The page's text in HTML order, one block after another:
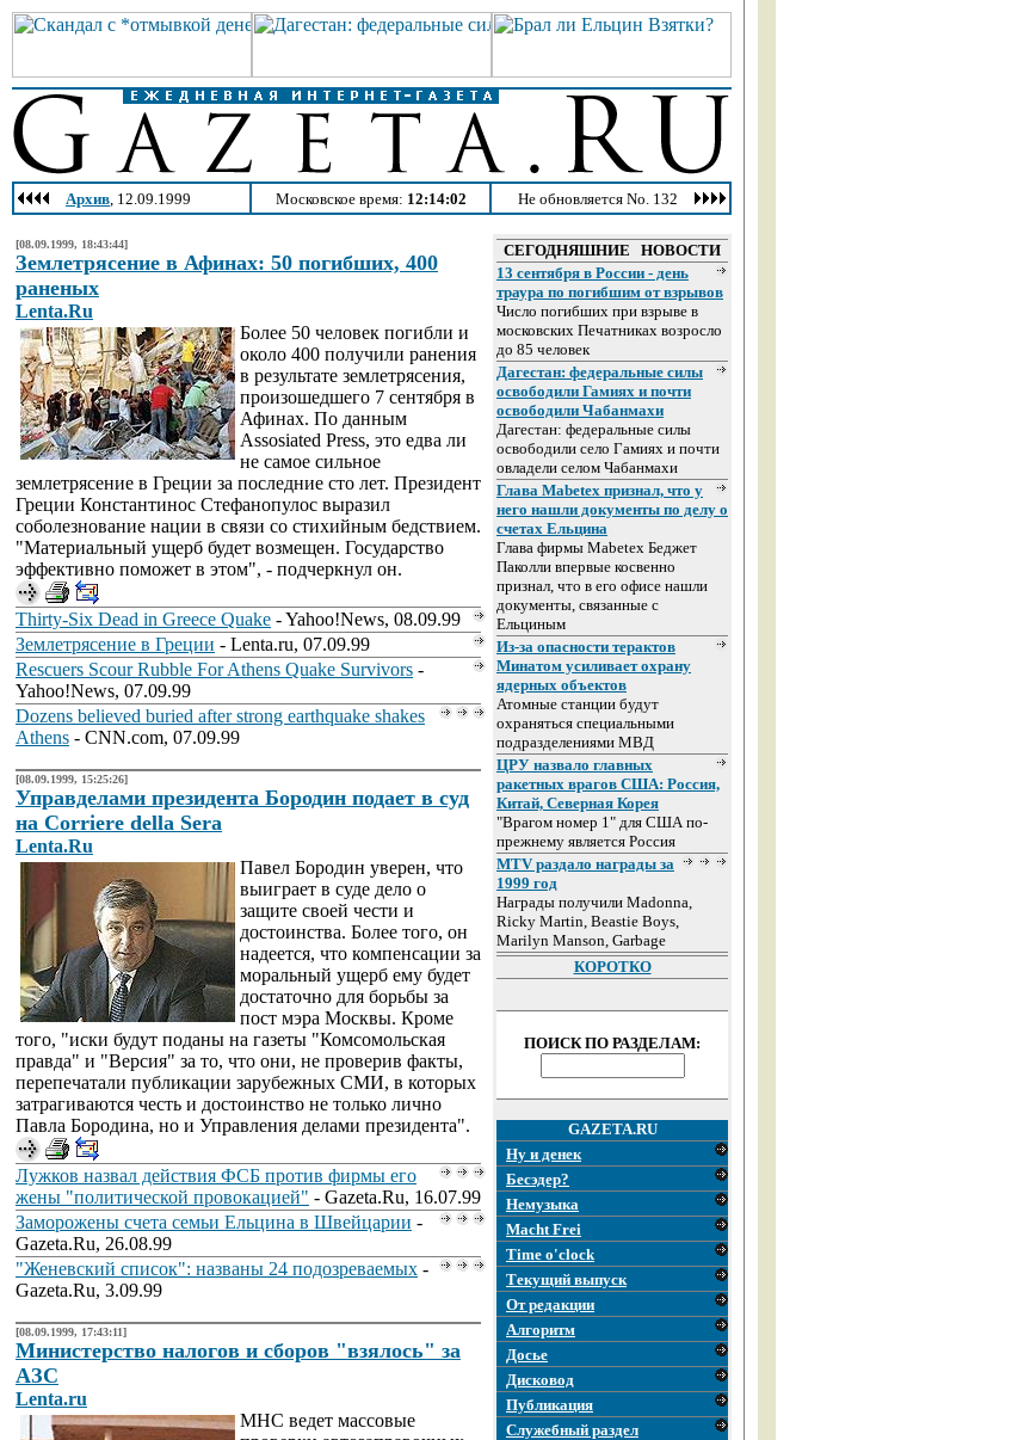
Архив, 12.09.1999 Московское время: 12:14:02 Не обновляется No. 132
[08.09.1999, 18:43:44]
Землетрясение в Афинах: 50 погибших, 400
раненых
Lenta.Ru
Более 50 человек погибли и
около 400 получили ранения
в результате землетрясения,
произошедшего 7 сентября в
Афинах. По данным
Assosiated Press, это едва ли
не самое сильное
землетрясение в Греции за последние сто лет. Президент
Греции Константинос Стефанопулос выразил
соболезнование нации в связи со стихийным бедствием.
"Материальный ущерб будет возмещен. Государство
эффективно поможет в этом", - подчеркнул он.
Thirty-Six Dead in Greece Quake - Yahoo!News, 08.09.99
Землетрясение в Греции - Lenta.ru, 07.09.99
Rescuers Scour Rubble For Athens Quake Survivors -
Yahoo!News, 07.09.99
Dozens believed buried after strong earthquake shakes
Athens - CNN.com, 07.09.99
[08.09.1999, 15:25:26]
Управделами президента Бородин подает в суд
на Corriere della Sera
Lenta.Ru
Павел Бородин уверен, что
выиграет в суде дело о
защите своей чести и
достоинства. Более того, он
надеется, что компенсации за
моральный ущерб ему будет
достаточно для борьбы за
пост мэра Москвы. Кроме
того, "иски будут поданы на газеты "Комсомольская
правда" и "Версия" за то, что они, не проверив факты,
перепечатали публикации зарубежных СМИ, в которых
затрагиваются честь и достоинство не только лично
Павла Бородина, но и Управления делами президента".
Лужков назвал действия ФСБ против фирмы его
жены "политической провокацией" - Gazeta.Ru, 16.07.99
Заморожены счета семьи Ельцина в Швейцарии -
Gazeta.Ru, 26.08.99
"Женевский список": названы 24 подозреваемых -
Gazeta.Ru, 3.09.99
[08.09.1999, 17:43:11]
Министерство налогов и сборов "взялось" за
АЗС
Lenta.ru
МНС ведет массовые
СЕГОДНЯШНИЕ НОВОСТИ
13 сентября в России - день
траура по погибшим от взрывов
Число погибших при взрыве в
московских Печатниках возросло
до 85 человек
Дагестан: федеральные силы
освободили Гамиях и почти
освободили Чабанмахи
Дагестан: федеральные силы
освободили село Гамиях и почти
овладели селом Чабанмахи
Глава Mabetex признал, что у
него нашли документы по делу о
счетах Ельцина
Глава фирмы Mabetex Беджет
Паколли впервые косвенно
признал, что в его офисе нашли
документы, связанные с
Ельциным
Из-за опасности терактов
Минатом усиливает охрану
ядерных объектов
Атомные станции будут
охраняться специальными
подразделениями МВД
ЦРУ назвало главных
ракетных врагов США: Россия,
Китай, Северная Корея
"Врагом номер 1" для США по-
прежнему является Россия
MTV раздало награды за
1999 год
Награды получили Madonna,
Ricky Martin, Beastie Boys,
Marilyn Manson, Garbage
КОРОТКО
ПОИСК ПО РАЗДЕЛАМ:
GAZETA.RU
Ну и денек
Бесэдер?
Немузыка
Macht Frei
Time o'clock
Текущий выпуск
От редакции
Алгоритм
Досье
Дисковод
Публикация
Служебный раздел